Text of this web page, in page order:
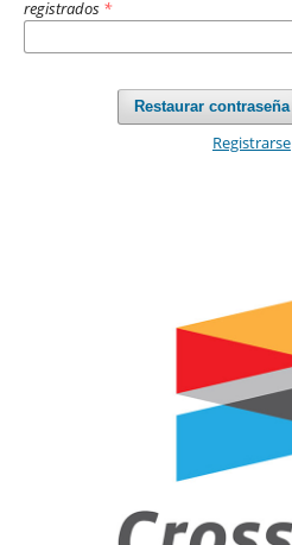
registrados *
Restaurar contraseña
Registrarse